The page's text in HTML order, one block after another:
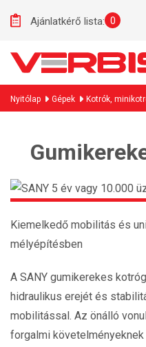
Ajánlatkérő lista: 0
Nyitólap Gépek Kotrók,
Kiemelkedő mobilitás és
mélyépítésben
A SANY gumikerekes
hidraulikus erejét és
mobilitással. Az önálló
forgalmi